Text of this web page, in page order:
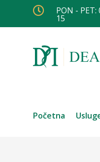
 PON -
15
Početna